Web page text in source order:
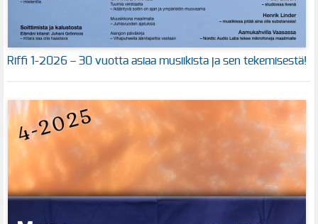
Riffi 1-2026 – 30 vuotta asiaa musiikista ja sen tekemisestä!